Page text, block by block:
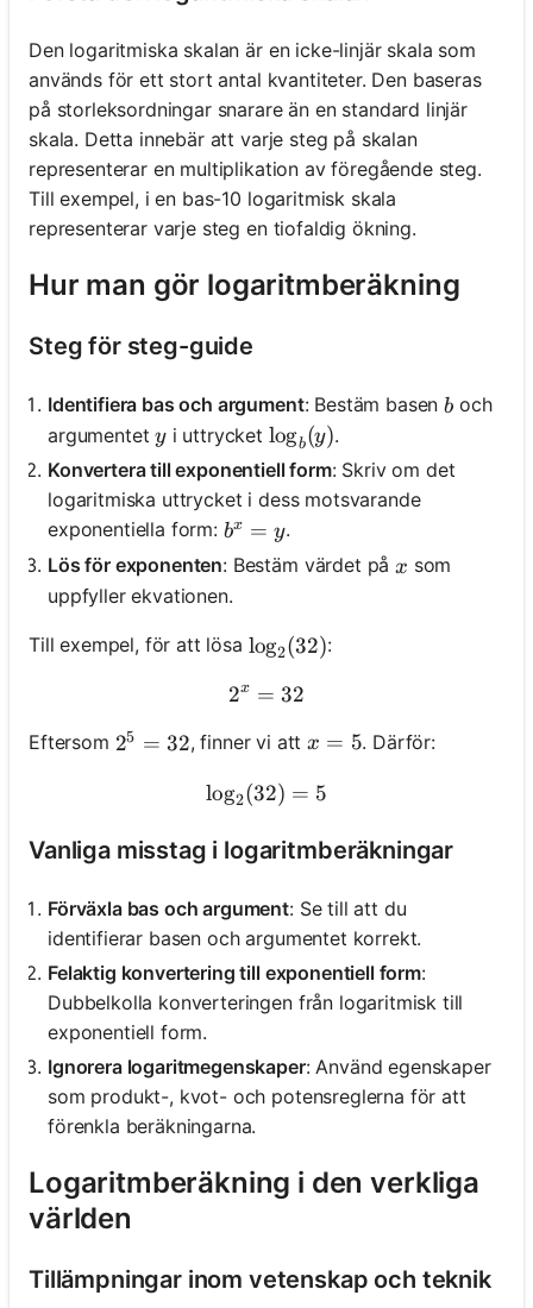
Den logaritmiska skalan är en icke-linjär skala som
används för ett stort antal kvantiteter. Den baseras
på storleksordningar snarare än en standard linjär
skala. Detta innebär att varje steg på skalan
representerar en multiplikation av föregående steg.
Till exempel, i en bas-10 logaritmisk skala
representerar varje steg en tiofaldig ökning.
Hur man gör logaritmberäkning
Steg för steg-guide
Identifiera bas och argument: Bestäm basenb
boch
argumentety
yi uttrycket \log_b(y)
logb (y).
Konvertera till exponentiell form: Skriv om det
logaritmiska uttrycket i dess motsvarande
exponentiella form: b^x = y
bx = y.
Lös för exponenten: Bestäm värdet på x
x som
uppfyller ekvationen.
Till exempel, för att lösa \log_2(32)
log2(32):
2^x = 32
2x = 32
Eftersom 2^5 = 32
25 = 32, finner vi attx = 5
x = 5. Därför:
\log_2(32) = 5
log2(32) = 5
Vanliga misstag i logaritmberäkningar
Förväxla bas och argument: Se till att du
identifierar basen och argumentet korrekt.
Felaktig konvertering till exponentiell form:
Dubbelkolla konverteringen från logaritmisk till
exponentiell form.
Ignorera logaritmegenskaper: Använd egenskaper
som produkt-, kvot- och potensreglerna för att
förenkla beräkningarna.
Logaritmberäkning i den verkliga
världen
Tillämpningar inom vetenskap och teknik